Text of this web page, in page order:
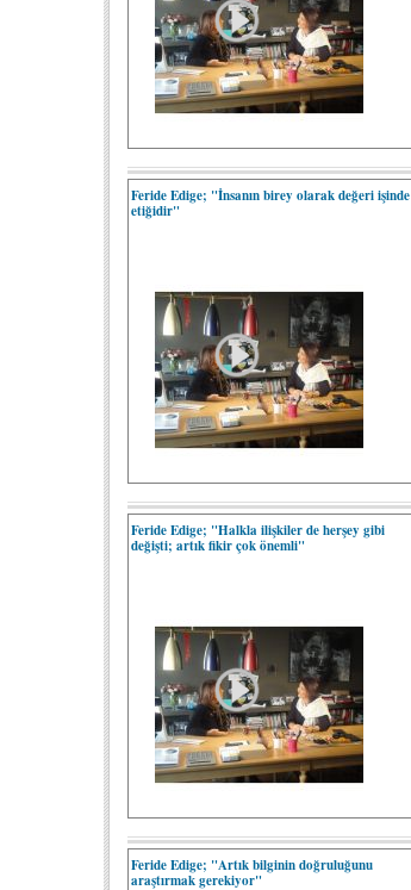
Feride Edige; "İnsanın birey olarak değeri işinde
etiğidir"
Feride Edige; "Halkla ilişkiler de herşey gibi
değişti; artık fikir çok önemli"
Feride Edige; "Artık bilginin doğruluğunu
araştırmak gerekiyor"